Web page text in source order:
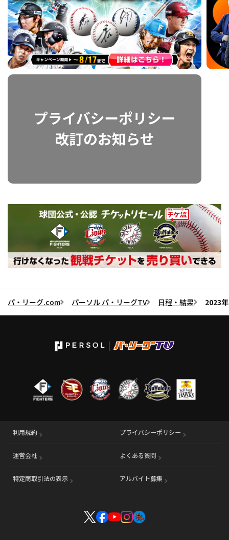
パ・リーグ.com パーソル パ・リーグTV 日程・結果 2023
利用規約 プライバシーポリシー
運営会社 （別ウィンドウで開く） よくある質問
特定商取引法の表示 アルバイト募集 （別ウィンドウで開く